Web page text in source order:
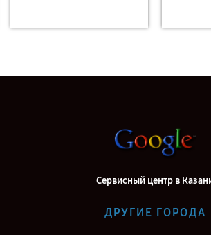
Сервисный центр в
ДРУГИЕ ГОРОДА